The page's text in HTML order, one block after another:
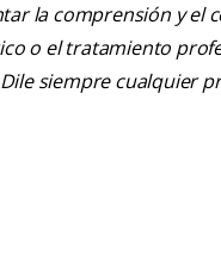
la comprensión y
o el tratamiento
siempre cualquier